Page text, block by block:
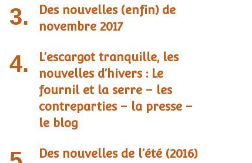
Des nouvelles (enfin) de
novembre 2017
L’escargot tranquille, les
nouvelles d’hivers : Le
fournil et la serre – les
contreparties – la presse –
le blog
Des nouvelles de l’été (2016)